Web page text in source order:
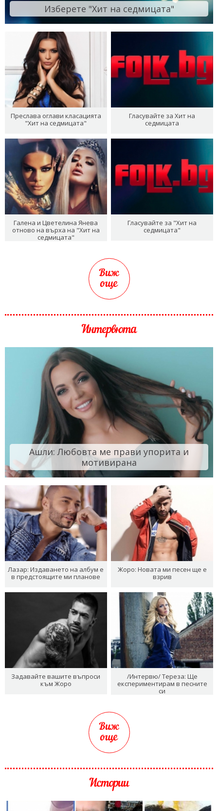
Изберете "Хит на седмицата"
Преслава оглави класацията
"Хит на седмицата"
Гласувайте за Хит на
седмицата
Галена и Цветелина Янева
отново на върха на "Хит на
седмицата"
Гласувайте за "Хит на
седмицата"
Виж
още
Интервюта
Ашли: Любовта ме прави упорита и
мотивирана
Лазар: Издаването на албум е
в предстоящите ми планове
Жоро: Новата ми песен ще е
взрив
Задавайте вашите въпроси
към Жоро
/Интервю/ Тереза: Ще
експериментирам в песните
си
Виж
още
Истории